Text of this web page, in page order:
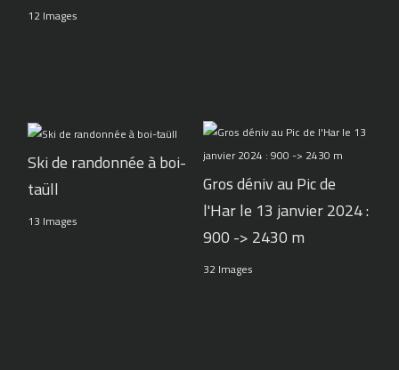
12 Images
Ski de randonnée à boi-
taüll
13 Images
Gros déniv au Pic de
l'Har le 13 janvier 2024 :
900 -> 2430 m
32 Images